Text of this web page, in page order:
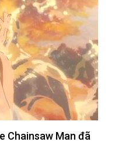
Chainsaw Man đã